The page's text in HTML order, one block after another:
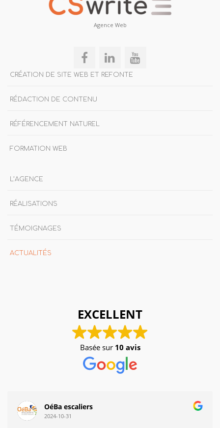
Agence Web
CRÉATION DE SITE WEB ET REFONTE
RÉDACTION DE CONTENU
RÉFÉRENCEMENT NATUREL
FORMATION WEB
L’AGENCE
RÉALISATIONS
TÉMOIGNAGES
ACTUALITÉS
EXCELLENT
Basée sur 10 avis
OéBa escaliers
2024-10-31